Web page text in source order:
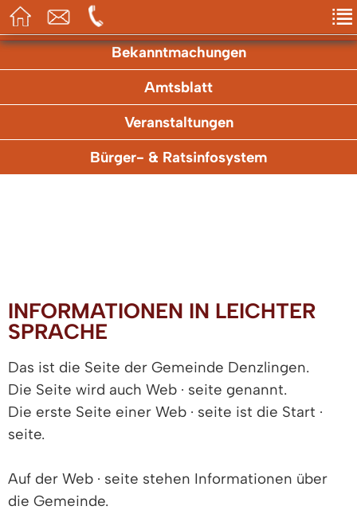
Bekanntmachungen
Amtsblatt
Veranstaltungen
Bürger- & Ratsinfosystem
INFORMATIONEN IN LEICHTER
SPRACHE
Das ist die Seite der Gemeinde Denzlingen.
Die Seite wird auch Web · seite genannt.
Die erste Seite einer Web · seite ist die Start ·
seite.
Auf der Web · seite stehen Informationen über
die Gemeinde.